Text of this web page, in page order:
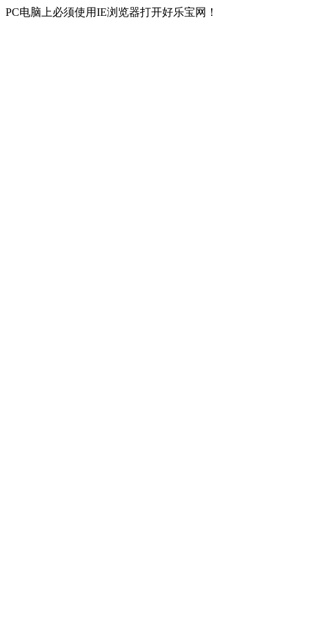
PC电脑上必须使用IE浏览器打开好乐宝网！